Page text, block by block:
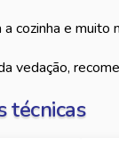
cozinha e muito
vedação,
técnicas